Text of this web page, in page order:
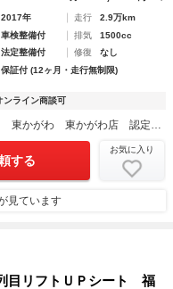
2017年 走行
2.9万km
車検整備付 排気
1500cc
法定整備付 修復
なし
保証付 (12ヶ月・走行無制限)
ンライン商談可
する
お気に入り
見ています
リフトＵＰシート 福